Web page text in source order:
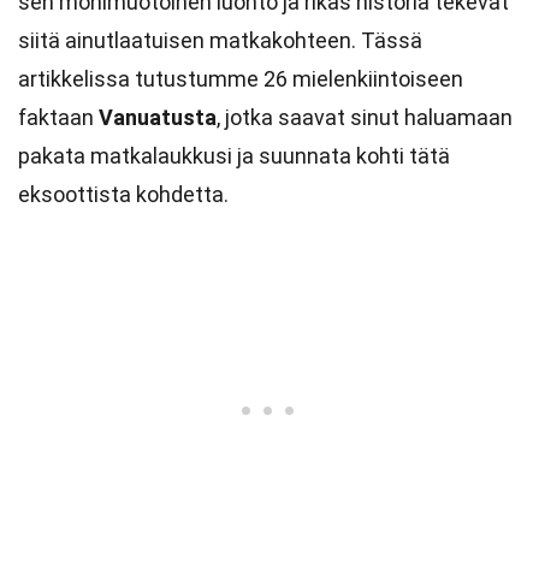
siitä ainutlaatuisen matkakohteen. Tässä
artikkelissa tutustumme 26 mielenkiintoiseen
faktaan Vanuatusta, jotka saavat sinut haluamaan
pakata matkalaukkusi ja suunnata kohti tätä
eksoottista kohdetta.